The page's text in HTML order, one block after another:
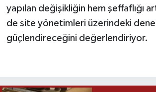
yapılan değişikliğin hem şeffaflığı
de site yönetimleri üzerindeki
güçlendireceğini değerlendiriyor.